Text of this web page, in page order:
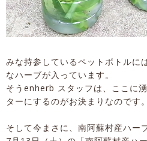
みな持参しているペットボトルに
なハーブが入っています。
そうenherb スタッフは、ここに
ターにするのがお決まりなのです。
そして今まさに、南阿蘇村産ハー